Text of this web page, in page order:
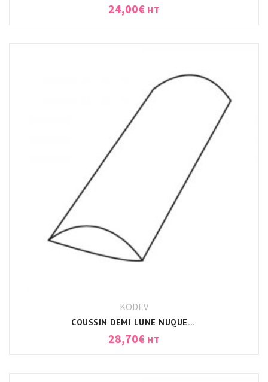
24,00€ HT
KODEV
COUSSIN DEMI LUNE NUQUE/DOS/GENOUX 50X20X10CM BLANC
28,70€ HT